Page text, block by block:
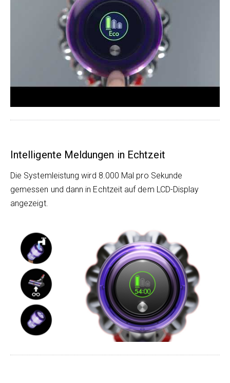
Intelligente Meldungen in Echtzeit
Die Systemleistung wird 8.000 Mal pro Sekunde
gemessen und dann in Echtzeit auf dem LCD-Display
angezeigt.